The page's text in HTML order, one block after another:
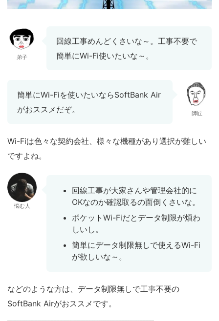
弟子
回線工事めんどくさいな～。工事不要で
簡単にWi-Fi使いたいな～。
簡単にWi-Fiを使いたいならSoftBank Air
がおススメだぞ。
師匠
Wi-Fiは色々な契約会社、様々な機種があり選択が難しい
ですよね。
悩む人
回線工事が大家さんや管理会社的に
OKなのか確認取るの面倒くさいな。
ポケットWi-Fiだとデータ制限が煩わ
しいし。
簡単にデータ制限無しで使えるWi-Fi
が欲しいな～。
などのような方は、データ制限無しで工事不要の
SoftBank Airがおススメです。